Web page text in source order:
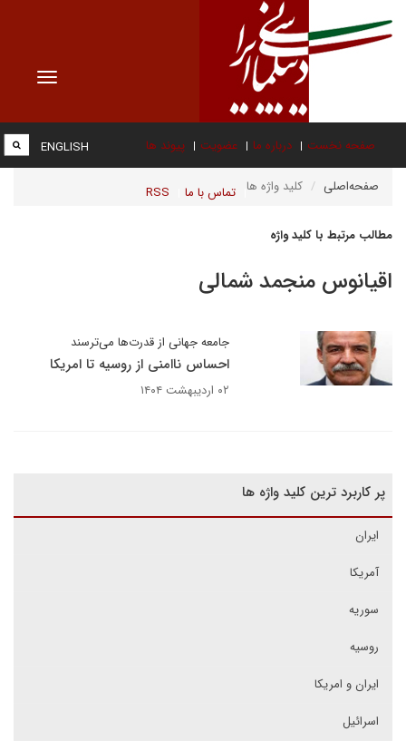
Toggle
صفحه نخست درباره ما عضویت پیوند ها
تماس با ما RSS
ENGLISH
صفحه‌اصلی کلید واژه ها
مطالب مرتبط با کلید واژه
اقیانوس منجمد شمالی
جامعه جهانی از قدرت‌ها می‌ترسند
احساس ناامنی از روسیه تا امریکا
۰۲ اردیبهشت ۱۴۰۴
پر کاربرد ترین کلید واژه ها
ایران
آمریکا
سوریه
روسیه
ایران و امریکا
اسرائیل